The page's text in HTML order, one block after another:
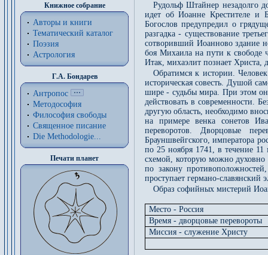
Книжное собрание
Авторы и книги
Тематический каталог
Поэзия
Астрология
Г.А. Бондарев
Антропос
Методософия
Философия cвободы
Священное писание
Die Methodologie...
Печати планет
Рудольф Штайнер незадолго
идет об Иоанне Крестителе и
Богослов предупредил о
разгадка - существование
сотворивший Иоанново здание
боя Михаила на пути к свободе
Итак, михаэлит познает Христа,
Обратимся к истории.
историческая совесть. Душой
шире - судьбы мира. При этом он
действовать в современности.
другую область, необходимо
на примере венка сонетов
переворотов. Дворцовые
Брауншвейгского, императора
по 25 ноября 1741, в течение
схемой, которую можно
по закону
проступает германо-славянский
Образ софийных мистерий
Место - Россия
Время - дворцовые перевороты
Миссия - служение Христу